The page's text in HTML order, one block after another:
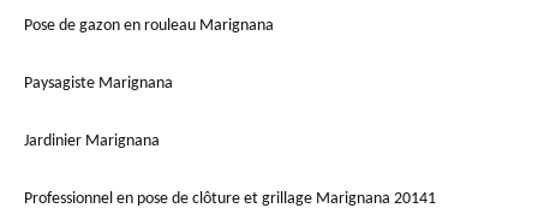
Pose de gazon en rouleau Marignana
Paysagiste Marignana
Jardinier Marignana
Professionnel en pose de clôture et grillage Marignana 20141